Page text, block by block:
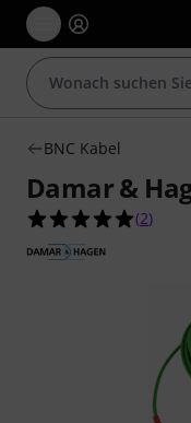
BNC Kabel
Damar &
5.0
(2)